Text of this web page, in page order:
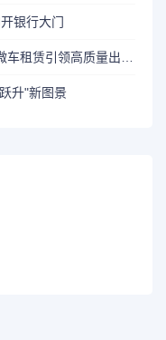
银行大门
交通消费新场景：游艇、自驾路、小微车租赁引领高质量出行新风尚
升"新图景